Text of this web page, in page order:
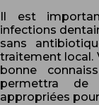
Il est
infections
sans
traitement local.
bonne
permettra de
appropriées